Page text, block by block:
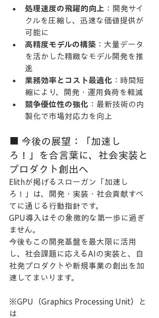
処理速度の飛躍的向上 ：開発サイ
クルを圧縮し、迅速な価値提供が
可能に
高精度モデルの構築 ：大量データ
を活かした精緻なモデル開発を推
進
業務効率とコスト最適化 ：時間短
縮により、開発・運用負荷を軽減
競争優位性の強化 ：最新技術の内
製化で市場対応力を向上
■ 今後の展望：「加速し
ろ！」を合言葉に、社会実装と
プロダクト創出へ
Elithが掲げるスローガン「加速し
ろ！」は、開発・実装・社会貢献すべ
てに通じる行動指針です。
GPU導入はその象徴的な第一歩に過ぎ
ません。
今後もこの開発基盤を最大限に活用
し、社会課題に応えるAIの実装と、自
社発プロダクトや新規事業の創出を加
速してまいります。
※GPU（Graphics Processing Unit）と
は